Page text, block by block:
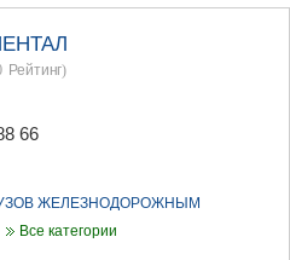
Рейтинг)
66
ЖЕЛЕЗНОДОРОЖНЫМ
Все категории